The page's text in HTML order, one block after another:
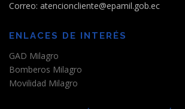
Correo: atencioncliente@epamil.gob.ec
ENLACES DE INTERÉS
GAD Milagro
Bomberos Milagro
Movilidad Milagro